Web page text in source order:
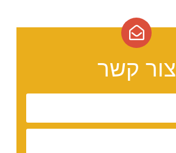
צור קשר